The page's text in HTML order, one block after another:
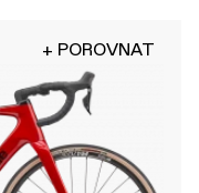
+ POROVNAT